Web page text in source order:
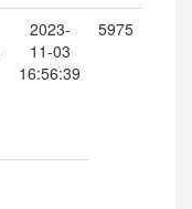
2023-
11-03
16:56:39
5975